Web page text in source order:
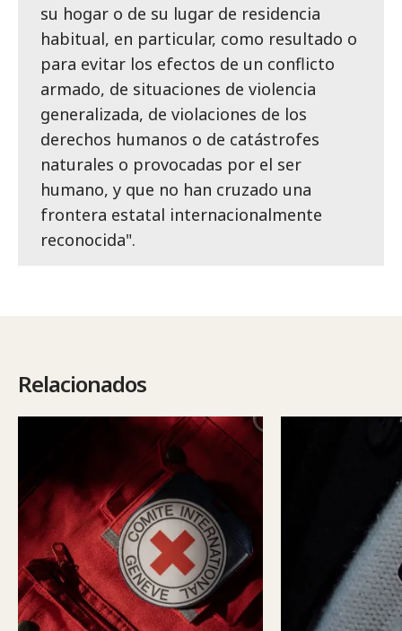
su hogar o de su lugar de residencia
habitual, en particular, como resultado o
para evitar los efectos de un conflicto
armado, de situaciones de violencia
generalizada, de violaciones de los
derechos humanos o de catástrofes
naturales o provocadas por el ser
humano, y que no han cruzado una
frontera estatal internacionalmente
reconocida".
Relacionados